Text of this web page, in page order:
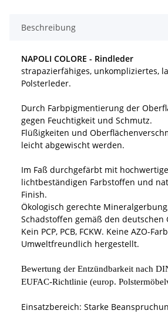
Beschreibung
NAPOLI COLORE - Rindleder
strapazierfähiges, unkompliziertes,
Polsterleder.
Durch Farbpigmentierung der
gegen Feuchtigkeit und Schmutz.
Flüßigkeiten und
leicht abgewischt werden.
Im Faß durchgefärbt mit
lichtbeständigen Farbstoffen und
Finish.
Ökologisch gerechte
Schadstoffen gemäß den deutschen
Kein PCP, PCB, FCKW. Keine AZO-
Umweltfreundlich hergestellt.
Bewertung der Entzündbarkeit nach
EUFAC-Richtlinie (europ.
Einsatzbereich: Starke